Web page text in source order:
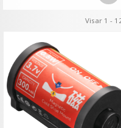
Visar 1 -